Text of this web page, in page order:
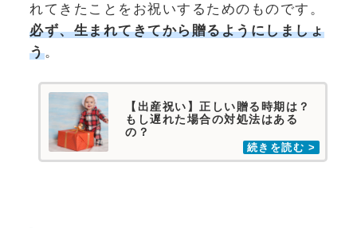
れてきたことをお祝いするためのものです。
必ず、生まれてきてから贈るようにしましょ
う。
【出産祝い】正しい贈る時期は？
もし遅れた場合の対処法はある
の？